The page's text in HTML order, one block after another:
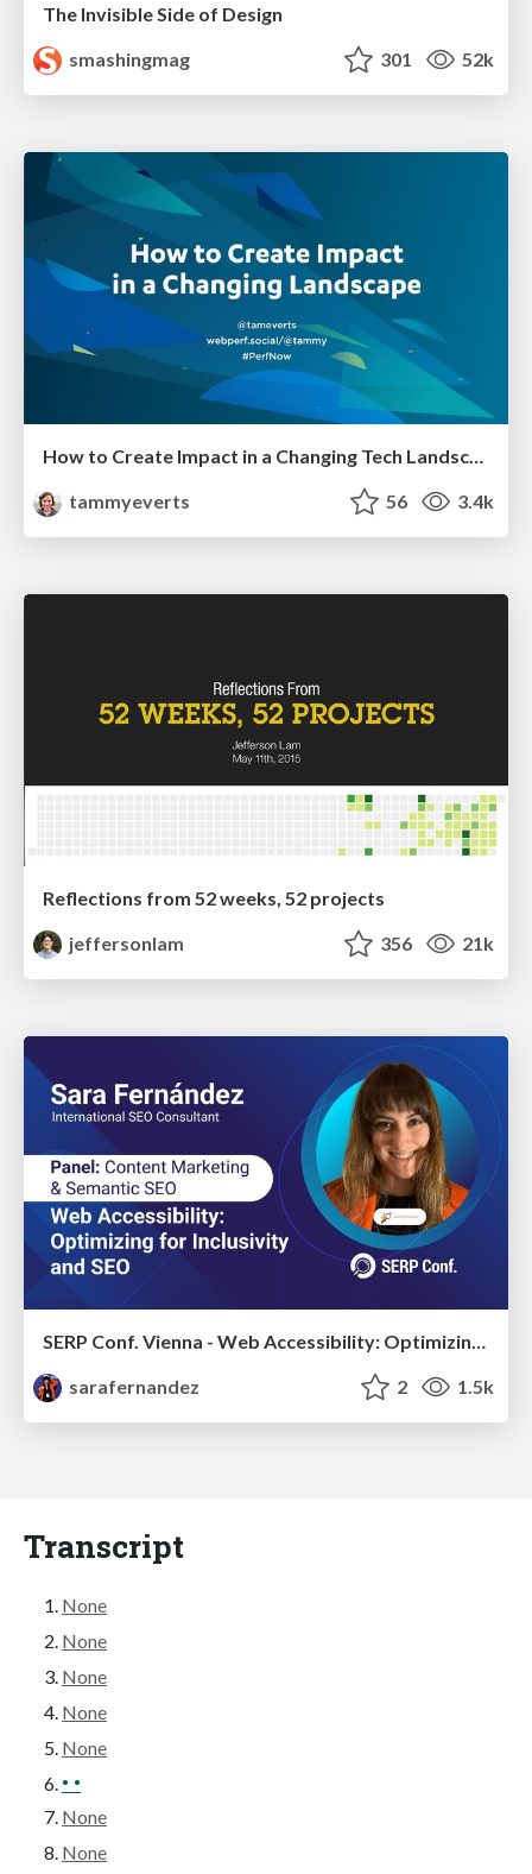
The Invisible Side of Design
smashingmag
301 52k
How to Create Impact in a Changing Tech Landscape [PerfNow 2023]
tammyeverts
56 3.4k
Reflections from 52 weeks, 52 projects
jeffersonlam
356 21k
sarafernandez
2 1.5k
Transcript
None
None
None
None
None
• •
None
None